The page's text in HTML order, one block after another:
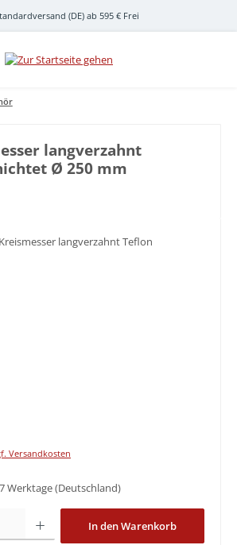
(DE) ab 595 € Frei
langverzahnt
Ø 250 mm
Versandkosten
Werktage (Deutschland)
gewünschten Wert ein oder benutze die
In den Warenkorb